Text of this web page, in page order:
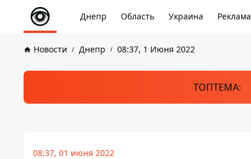
Днепр Область Украина Реклама
Новости Днепр 08:37, 1 Июня 2022
ТОПТЕМА:
08:37, 01 июня 2022